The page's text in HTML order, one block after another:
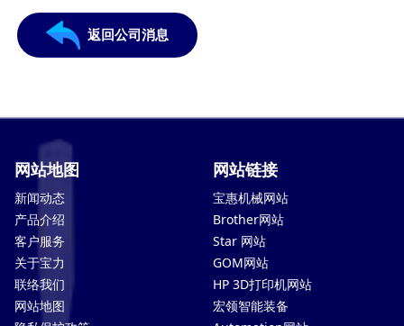
返回公司消息
网站地图
新闻动态
产品介绍
客户服务
关于宝力
联络我们
网站地图
网站链接
宝惠机械网站
Brother网站
Star 网站
GOM网站
HP 3D打印机网站
宏领智能装备